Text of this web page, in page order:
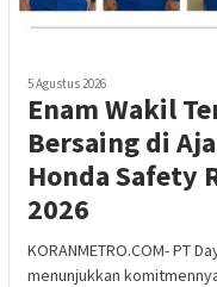
5 Agustus 2026
Enam Wakil
Bersaing di
Honda Safety
2026
KORANMETRO.COM- PT
menunjukkan